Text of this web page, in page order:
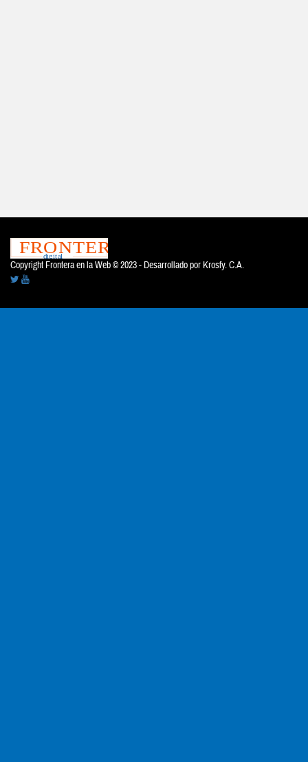
Copyright Frontera en la Web © 2023 - Desarrollado por Krosfy. C.A.